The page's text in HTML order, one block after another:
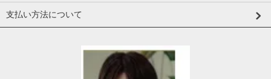
支払い方法について